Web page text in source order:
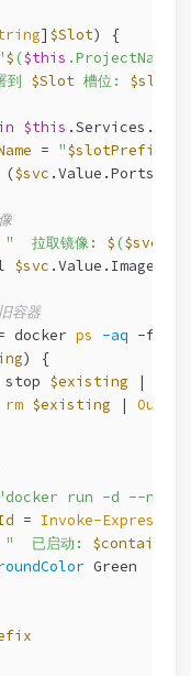
] $Slot) {
$ ($this .ProjectName)-
到 $Slot 槽位:
$this
= "$slotPrefix
($svc .Value.Ports |
"  拉取镜像: $ ($svc
$svc .Value.Image |
容器
docker ps -aq -f
) {
stop
$existing |
rm $existing | Out-
run -d --name
= Invoke-Expression
"  已启动:
Green